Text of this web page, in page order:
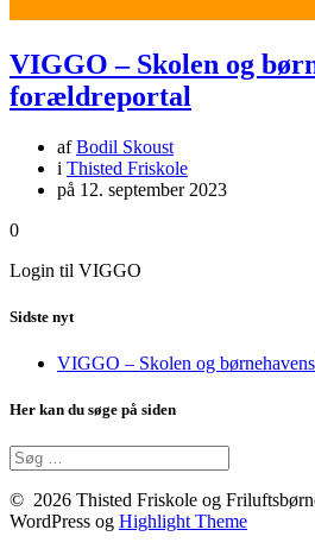
VIGGO – Skolen og
forældreportal
afBodil Skoust
i Thisted Friskole
på 12. september 2023
0
Login til VIGGO
Sidste nyt
VIGGO – Skolen og
Her kan du søge på siden
Søg
efter:
© 2026 Thisted Friskole og
WordPress og Highlight Theme